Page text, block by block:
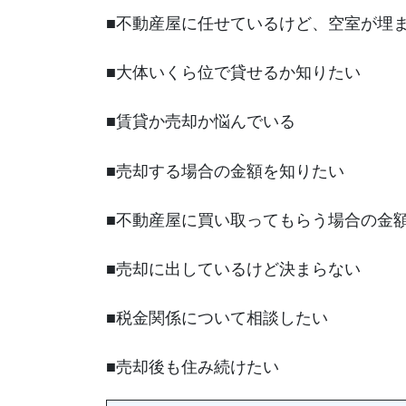
■不動産屋に任せているけど、空室が埋
■大体いくら位で貸せるか知りたい
■賃貸か売却か悩んでいる
■売却する場合の金額を知りたい
■不動産屋に買い取ってもらう場合の金
■売却に出しているけど決まらない
■税金関係について相談したい
■売却後も住み続けたい